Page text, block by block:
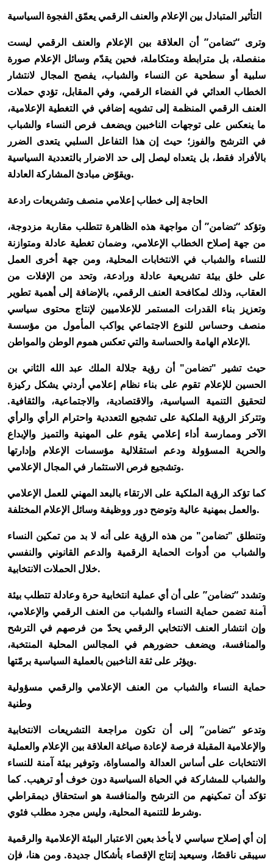
التأثير المتبادل بين الإعلام والعنف الرقمي يعمّق الفجوة السياسية
وترى “تضامن” أن العلاقة بين الإعلام والعنف الرقمي ليست
منفصلة، بل مترابطة ومتكاملة، فحين يقدّم وسائل الإعلام صورة
سلبية أو سطحية عن النساء والشباب، يفصح المجال لانتشار
الخطاب العدائي في الفضاء الرقمي، وفي المقابل، تؤدي حملات
العنف الرقمي المنظمة إلى تشويه إضافي في التغطية الإعلامية،
ما ينعكس على توجهات الناخبين ويضعف فرص النساء والشباب
في الترشح والفوز؛ حيث إن هذا التفاعل السلبي يتعدى الضرر
بالأفراد فقط، بل يتعداه ليصل إلى حد الاضرار بالتعددية السياسية
ويقوّض مبادئ المشاركة العادلة.
الحاجة إلى خطاب إعلامي منصف وتشريعات رادعة
وتؤكد “تضامن” أن مواجهة هذه الظاهرة تتطلب مقاربة مزدوجة،
من جهة إصلاح الخطاب الإعلامي، وضمان تغطية عادلة ومتوازنة
للنساء والشباب في الانتخابات المحلية، ومن جهة أخرى العمل
على خلق بيئة تشريعية عادلة ورادعة، وتحد من الإفلات من
العقاب، وذلك لمكافحة العنف الرقمي، بالإضافة إلى أهمية تطوير
وتعزيز بناء القدرات المستمر للإعلاميين لإنتاج محتوى سياسي
منصف وحساس للنوع الاجتماعي يواكب المأمول من مؤسسة
الإعلام الهامة والحساسة والتي تعكس هموم الوطن والمواطن.
حيث تشير "تضامن" أن رؤية جلالة الملك عبد الله الثاني بن
الحسين للإعلام تقوم على بناء نظام إعلامي أردني يشكل ركيزة
لتحقيق التنمية السياسية، والاقتصادية، والاجتماعية، والثقافية.
وتتركز الرؤية الملكية على تشجيع التعددية واحترام الرأي والرأي
الآخر وممارسة أداء إعلامي يقوم على المهنية والتميز والإبداع
والحرية المسؤولة ودعم استقلالية مؤسسات الإعلام وإدارتها
وتشجيع فرص الاستثمار في المجال الإعلامي.
كما ​تؤكد الرؤية الملكية على الارتقاء بالبعد المهني للعمل الإعلامي
والعمل بمهنية عالية وتوضح دور ووظيفة وسائل الإعلام المختلفة.
وتنطلق "تضامن" من هذه الرؤية على أنه لا بد من تمكين النساء
والشباب من أدوات الحماية الرقمية والدعم القانوني والنفسي
خلال الحملات الانتخابية.
وتشدد “تضامن” على أن أي عملية انتخابية حرة وعادلة تتطلب بيئة
آمنة تضمن حماية النساء والشباب من العنف الرقمي والإعلامي،
وإن انتشار العنف الانتخابي الرقمي يحدّ من فرصهم في الترشح
والمنافسة، ويضعف حضورهم في المجالس المحلية المنتخبة،
ويؤثر على ثقة الناخبين بالعملية السياسية برمّتها.
حماية النساء والشباب من العنف الإعلامي والرقمي مسؤولية
وطنية
وتدعو “تضامن” إلى أن تكون مراجعة التشريعات الانتخابية
والإعلامية المقبلة فرصة لإعادة صياغة العلاقة بين الإعلام والعملية
الانتخابات على أساس العدالة والمساواة، وتوفير بيئة آمنة للنساء
والشباب للمشاركة في الحياة السياسية دون خوف أو ترهيب. كما
تؤكد أن تمكينهم من الترشح والمنافسة هو استحقاق ديمقراطي
وشرط للتنمية المحلية، وليس مجرد مطلب فئوي.
إن أي إصلاح سياسي لا يأخذ بعين الاعتبار البيئة الإعلامية والرقمية
سيبقى ناقصًا، وسيعيد إنتاج الإقصاء بأشكال جديدة. ومن هنا، فإن